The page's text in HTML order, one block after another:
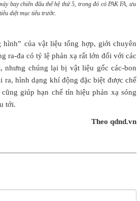
bay chiến đấu thế hệ thứ 5, trong đó có PAK FA, ưu
diệt mục tiêu trước.
hình” của vật liệu tổng hợp, giới chuyên
ra-đa có tỷ lệ phản xạ rất lớn đối với các
nhưng chúng lại bị vật liệu gốc các-bon
ra, hình dạng khí động đặc biệt được chế
giúp hạn chế tín hiệu phản xạ sóng
tới.
Theo qdnd.vn